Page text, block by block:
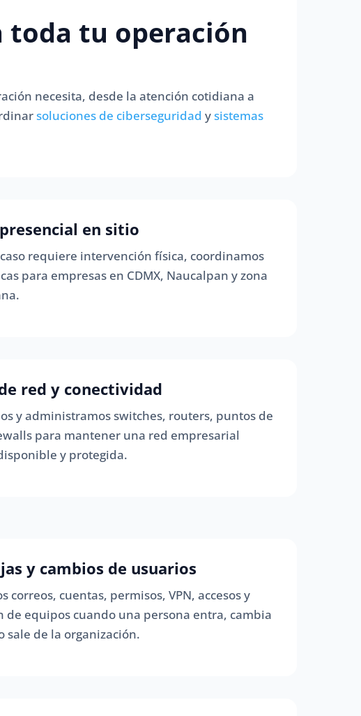
toda tu operación
necesita, desde la atención cotidiana a
soluciones de ciberseguridad ysistemas
en sitio
requiere intervención física, coordinamos
para empresas en CDMX, Naucalpan y zona
red y conectividad
y administramos switches, routers, puntos de
para mantener una red empresarial
y protegida.
y cambios de usuarios
correos, cuentas, permisos, VPN, accesos y
de equipos cuando una persona entra, cambia
sale de la organización.